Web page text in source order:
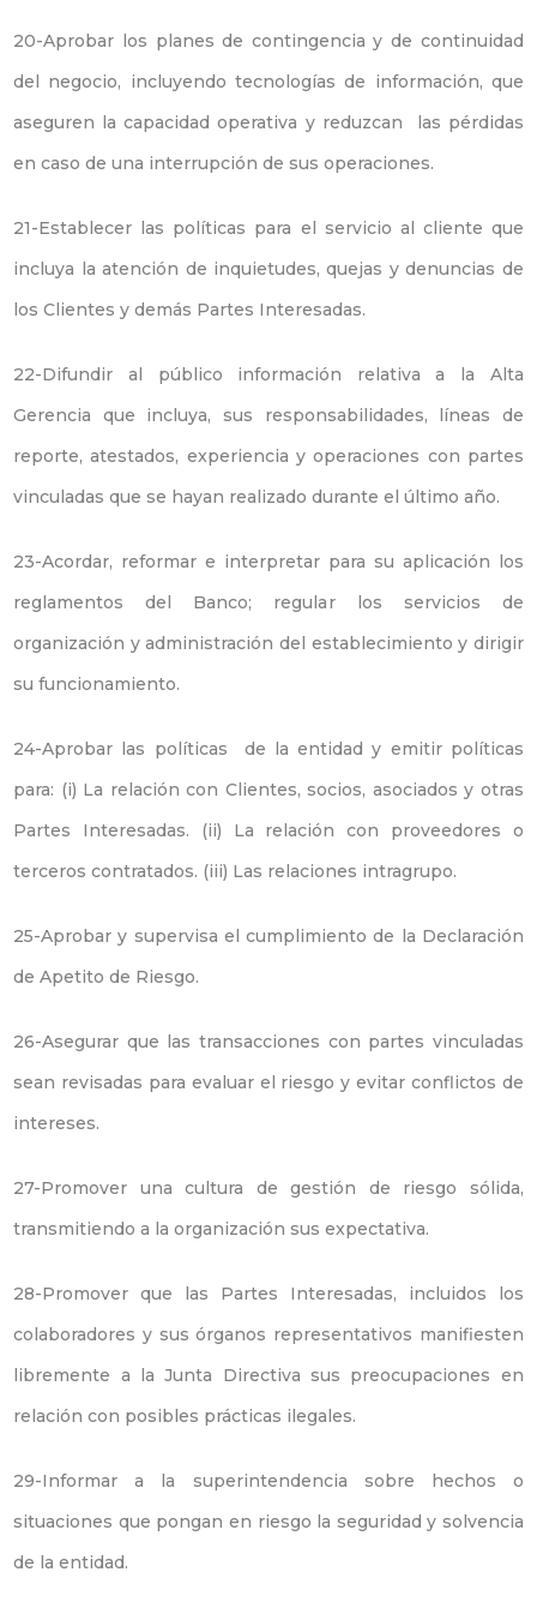
20-Aprobar los planes de contingencia y de continuidad
del negocio, incluyendo tecnologías de información, que
aseguren la capacidad operativa y reduzcan las pérdidas
en caso de una interrupción de sus operaciones.
21-Establecer las políticas para el servicio al cliente que
incluya la atención de inquietudes, quejas y denuncias de
los Clientes y demás Partes Interesadas.
22-Difundir al público información relativa a la Alta
Gerencia que incluya, sus responsabilidades, líneas de
reporte, atestados, experiencia y operaciones con partes
vinculadas que se hayan realizado durante el último año.
23-Acordar, reformar e interpretar para su aplicación los
reglamentos del Banco; regular los servicios de
organización y administración del establecimiento y dirigir
su funcionamiento.
24-Aprobar las políticas de la entidad y emitir políticas
para: (i) La relación con Clientes, socios, asociados y otras
Partes Interesadas. (ii) La relación con proveedores o
terceros contratados. (iii) Las relaciones intragrupo.
25-Aprobar y supervisa el cumplimiento de la Declaración
de Apetito de Riesgo.
26-Asegurar que las transacciones con partes vinculadas
sean revisadas para evaluar el riesgo y evitar conflictos de
intereses.
27-Promover una cultura de gestión de riesgo sólida,
transmitiendo a la organización sus expectativa.
28-Promover que las Partes Interesadas, incluidos los
colaboradores y sus órganos representativos manifiesten
libremente a la Junta Directiva sus preocupaciones en
relación con posibles prácticas ilegales.
29-Informar a la superintendencia sobre hechos o
situaciones que pongan en riesgo la seguridad y solvencia
de la entidad.